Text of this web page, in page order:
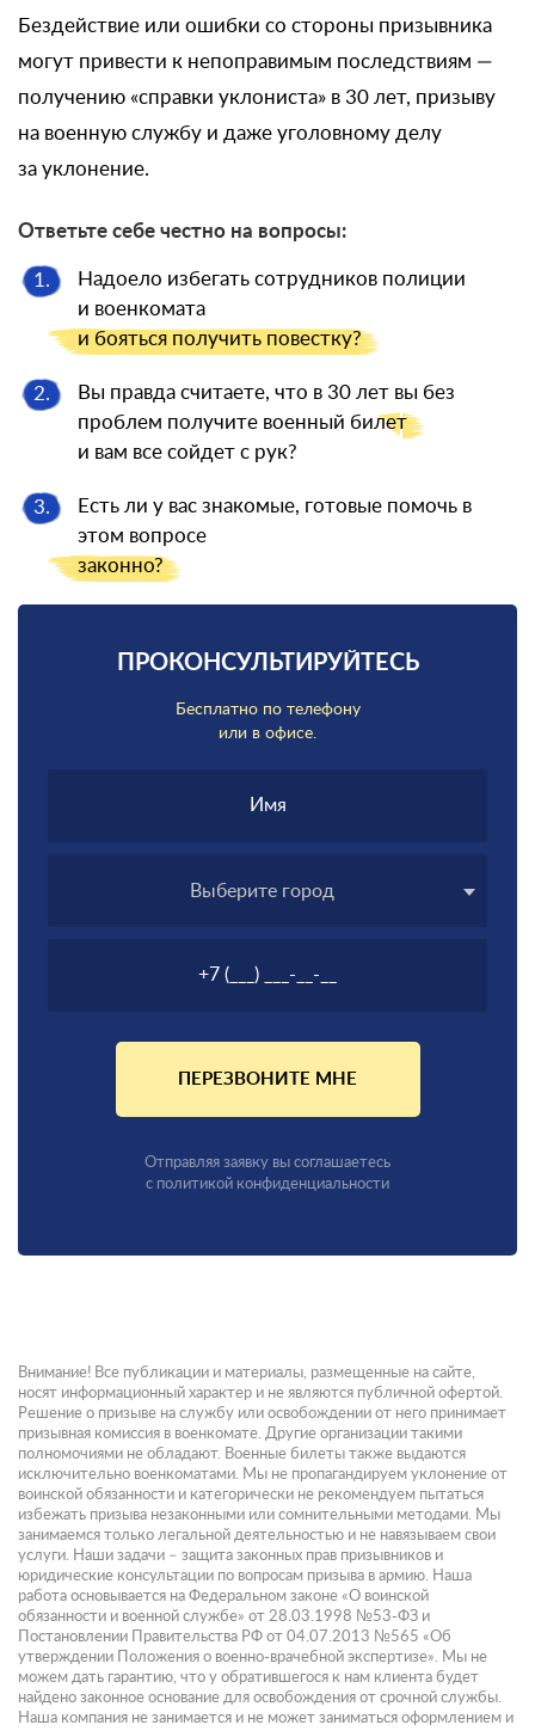
Бездействие или ошибки со стороны призывника
могут привести к непоправимым последствиям —
получению «справки уклониста» в 30 лет, призыву
на военную службу и даже уголовному делу
за уклонение.
Ответьте себе честно на вопросы:
1.
Надоело избегать сотрудников полиции
и военкомата
и бояться получить повестку?
2.
Вы правда считаете, что в 30 лет вы без
проблем получите военный билет
и вам все сойдет с рук?
3.
Есть ли у вас знакомые, готовые помочь в
этом вопросе
законно?
ПРОКОНСУЛЬТИРУЙТЕСЬ
Бесплатно по телефону
или в офисе.
Выберите город
ПЕРЕЗВОНИТЕ МНЕ
Отправляя заявку вы соглашаетесь
с политикой конфиденциальности
Внимание! Все публикации и материалы, размещенные на сайте,
носят информационный характер и не являются публичной офертой.
Решение о призыве на службу или освобождении от него принимает
призывная комиссия в военкомате. Другие организации такими
полномочиями не обладают. Военные билеты также выдаются
исключительно военкоматами. Мы не пропагандируем уклонение от
воинской обязанности и категорически не рекомендуем пытаться
избежать призыва незаконными или сомнительными методами. Мы
занимаемся только легальной деятельностью и не навязываем свои
услуги. Наши задачи – защита законных прав призывников и
юридические консультации по вопросам призыва в армию. Наша
работа основывается на Федеральном законе «О воинской
обязанности и военной службе» от 28.03.1998 №53-ФЗ и
Постановлении Правительства РФ от 04.07.2013 №565 «Об
утверждении Положения о военно-врачебной экспертизе». Мы не
можем дать гарантию, что у обратившегося к нам клиента будет
найдено законное основание для освобождения от срочной службы.
Наша компания не занимается и не может заниматься оформлением и